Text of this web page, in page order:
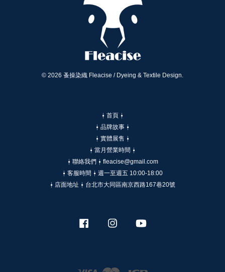
© 2026 蚤操染織 Fleacise / Dyeing & Textile Design.
⍿ 首頁 ⍿
⍿ 品牌故事 ⍿
⍿ 實體展售 ⍿
⍿ 當月營業時間 ⍿
⍿ 聯絡我們 ⍿ fleacise@gmail.com
⍿ 客服時間 ⍿ 週一至週五 10:00-18:00
⍿ 店面地址 ⍿ 台北市大同區南京西路167巷20號
Facebook Instagram
Visa Master